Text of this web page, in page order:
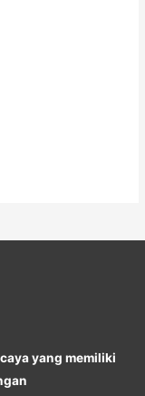
yang memiliki